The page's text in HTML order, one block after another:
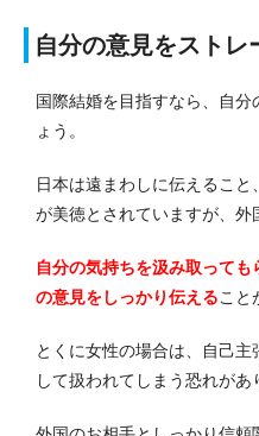
自分の意見をストレ
国際結婚を目指すなら、自
ょう。
日本は遠まわしに伝えるこ
が美徳とされていますが、外
自分の気持ちを汲み取って
の意見をしっかり伝えること
とくに女性の場合は、自己
して扱われてしまう恐れがあ